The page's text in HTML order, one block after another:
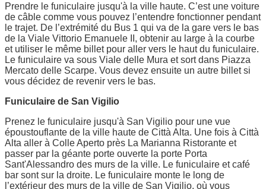
Prendre le funiculaire jusqu'à la ville haute. C’est une voiture
de câble comme vous pouvez l’entendre fonctionner pendant
le trajet. De l’extrémité du Bus 1 qui va de la gare vers le bas
de la Viale Vittorio Emanuele II, obtenir au large à la courbe
et utiliser le même billet pour aller vers le haut du funiculaire.
Le funiculaire va sous Viale delle Mura et sort dans Piazza
Mercato delle Scarpe. Vous devez ensuite un autre billet si
vous décidez de revenir vers le bas.
Funiculaire de San Vigilio
Prenez le funiculaire jusqu'à San Vigilio pour une vue
époustouflante de la ville haute de Città Alta. Une fois à Città
Alta aller à Colle Aperto près La Marianna Ristorante et
passer par la géante porte ouverte la porte Porta
Sant'Alessandro des murs de la ville. Le funiculaire et café
bar sont sur la droite. Le funiculaire monte le long de
l’extérieur des murs de la ville de San Vigilio, où vous